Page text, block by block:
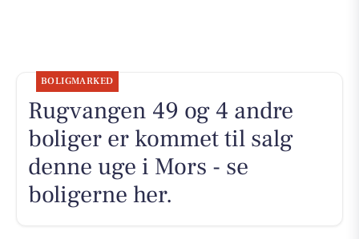
BOLIGMARKED
Rugvangen 49 og 4 andre
boliger er kommet til salg
denne uge i Mors - se
boligerne her.